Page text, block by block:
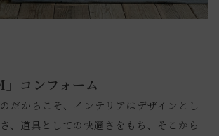
」コンフォーム
だからこそ、インテリアはデザインとし
、道具としての快適さをもち、そこから